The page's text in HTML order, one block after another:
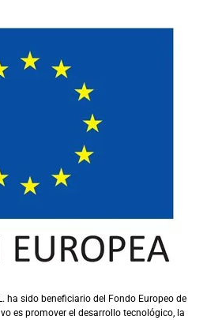
ha sido beneficiario del Fondo Europeo de
es promover el desarrollo tecnológico, la